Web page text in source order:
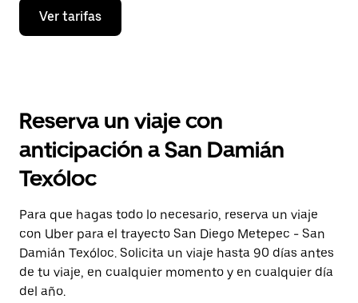
Presiona
flecha
el
y
selecciona
una
Presiona
la
tecla Esc
para
cerrar
el
calendario.
Ver tarifas
Reserva un viaje con
anticipación a San Damián
Texóloc
Para que hagas todo lo necesario, reserva un viaje
con Uber para el trayecto San Diego Metepec - San
Damián Texóloc. Solicita un viaje hasta 90 días antes
de tu viaje, en cualquier momento y en cualquier día
del año.